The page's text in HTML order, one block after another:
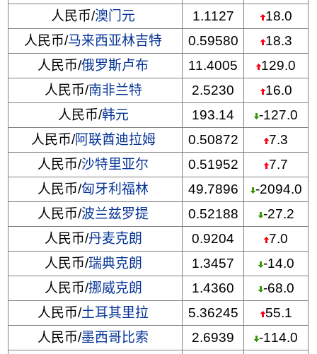
人民币/澳门元 1.1127
18.0
人民币/马来西亚林吉特 0.59580
18.3
人民币/俄罗斯卢布 11.4005
129.0
人民币/南非兰特 2.5230
16.0
人民币/韩元 193.14
-127.0
人民币/阿联酋迪拉姆 0.50872
7.3
人民币/沙特里亚尔 0.51952
7.7
人民币/匈牙利福林 49.7896
-2094.0
人民币/波兰兹罗提 0.52188
-27.2
人民币/丹麦克朗 0.9204
7.0
人民币/瑞典克朗 1.3457
-14.0
人民币/挪威克朗 1.4360
-68.0
人民币/土耳其里拉 5.36245
55.1
人民币/墨西哥比索 2.6939
-114.0